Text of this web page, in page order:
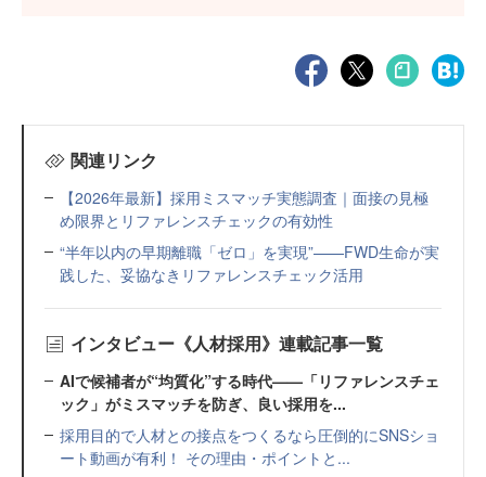
関連リンク
【2026年最新】採用ミスマッチ実態調査｜面接の見極
め限界とリファレンスチェックの有効性
“半年以内の早期離職「ゼロ」を実現”——FWD生命が実
践した、妥協なきリファレンスチェック活用
インタビュー《人材採用》連載記事一覧
AIで候補者が“均質化”する時代——「リファレンスチェ
ック」がミスマッチを防ぎ、良い採用を...
採用目的で人材との接点をつくるなら圧倒的にSNSショ
ート動画が有利！ その理由・ポイントと...